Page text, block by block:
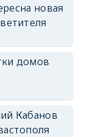
новая
домов
Кабанов